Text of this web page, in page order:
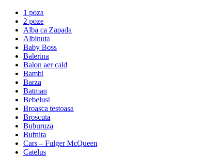
1 poza
2 poze
Alba ca Zapada
Albinuta
Baby Boss
Balerina
Balon aer cald
Bambi
Barza
Batman
Bebelusi
Broasca testoasa
Broscuta
Buburuza
Bufnita
Cars – Fulger McQueen
Catelus